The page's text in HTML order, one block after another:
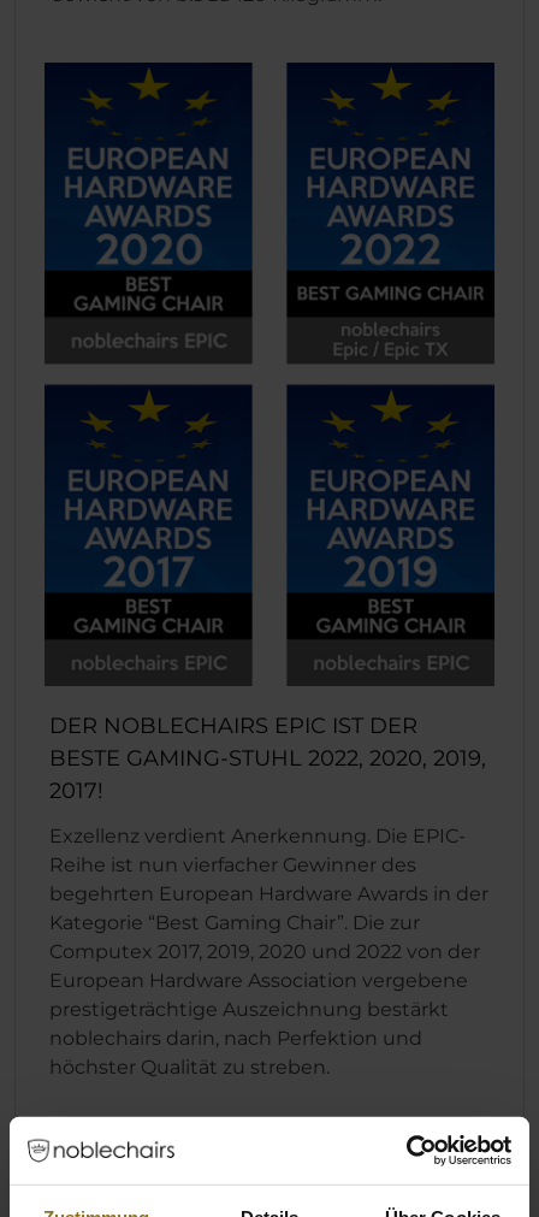
DER NOBLECHAIRS EPIC IST DER
BESTE GAMING-STUHL 2022, 2020, 2019,
2017!
Exzellenz verdient Anerkennung. Die EPIC-
Reihe ist nun vierfacher Gewinner des
begehrten European Hardware Awards in der
Kategorie “Best Gaming Chair”. Die zur
Computex 2017, 2019, 2020 und 2022 von der
European Hardware Association vergebene
prestigeträchtige Auszeichnung bestärkt
noblechairs darin, nach Perfektion und
höchster Qualität zu streben.
Technische Details